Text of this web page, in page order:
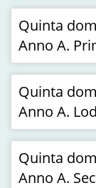
Quinta
Anno A.
Quinta
Anno A.
Quinta
Anno A.